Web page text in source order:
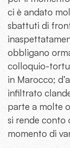
ci è andato
sbattuti di
obbligano
colloquio-
in Marocco;
infiltrato
parte a molte
si rende conto
momento di